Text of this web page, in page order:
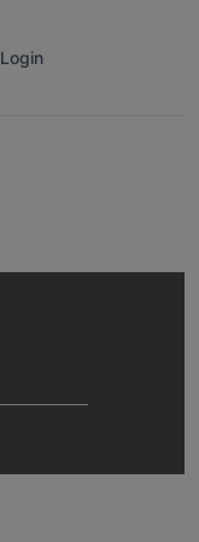
Login